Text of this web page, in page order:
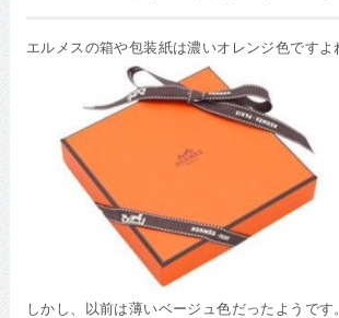
エルメスの箱や包装紙は濃いオレンジ色ですよ
しかし、以前は薄いベージュ色だったようです